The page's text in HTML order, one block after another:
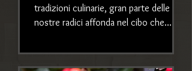
tradizioni culinarie, gran parte delle
nostre radici affonda nel cibo che